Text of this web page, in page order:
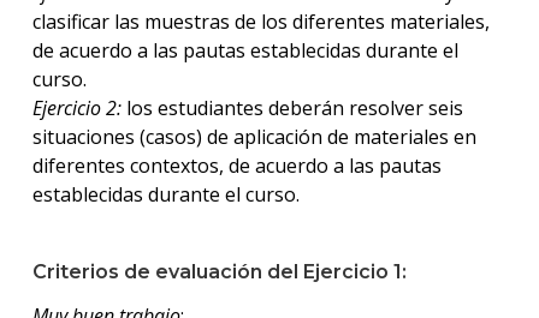
clasificar las muestras de los diferentes materiales,
de acuerdo a las pautas establecidas durante el
curso.
Ejercicio 2:los estudiantes deberán resolver seis
situaciones (casos) de aplicación de materiales en
diferentes contextos, de acuerdo a las pautas
establecidas durante el curso.
Criterios de evaluación del Ejercicio 1: